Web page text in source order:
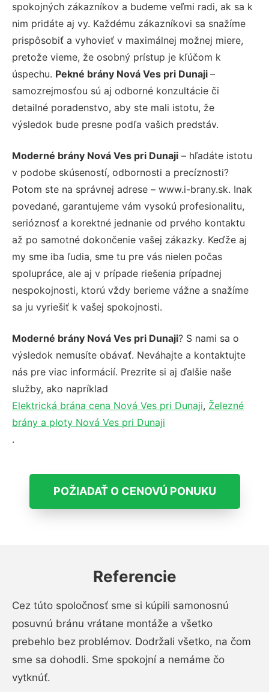
spokojných zákazníkov a budeme veľmi radi, ak sa k
nim pridáte aj vy. Každému zákazníkovi sa snažíme
prispôsobiť a vyhovieť v maximálnej možnej miere,
pretože vieme, že osobný prístup je kľúčom k
úspechu. Pekné brány Nová Ves pri Dunaji –
samozrejmosťou sú aj odborné konzultácie či
detailné poradenstvo, aby ste mali istotu, že
výsledok bude presne podľa vašich predstáv.
Moderné brány Nová Ves pri Dunaji – hľadáte istotu
v podobe skúseností, odbornosti a precíznosti?
Potom ste na správnej adrese – www.i-brany.sk. Inak
povedané, garantujeme vám vysokú profesionalitu,
serióznosť a korektné jednanie od prvého kontaktu
až po samotné dokončenie vašej zákazky. Keďže aj
my sme iba ľudia, sme tu pre vás nielen počas
spolupráce, ale aj v prípade riešenia prípadnej
nespokojnosti, ktorú vždy berieme vážne a snažíme
sa ju vyriešiť k vašej spokojnosti.
Moderné brány Nová Ves pri Dunaji? S nami sa o
výsledok nemusíte obávať. Neváhajte a kontaktujte
nás pre viac informácií. Prezrite si aj ďalšie naše
služby, ako napríklad
Elektrická brána cena Nová Ves pri Dunaji, Železné
brány a ploty Nová Ves pri Dunaji
.
POŽIADAŤ O CENOVÚ PONUKU
Referencie
Cez túto spoločnosť sme si kúpili samonosnú
posuvnú bránu vrátane montáže a všetko
prebehlo bez problémov. Dodržali všetko, na čom
sme sa dohodli. Sme spokojní a nemáme čo
vytknúť.